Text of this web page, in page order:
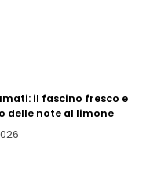
il fascino fresco e
delle note al limone